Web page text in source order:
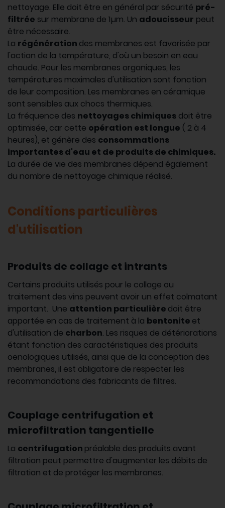
nettoyage. Elle doit être en général par sécurité pré-
filtrée sur membrane de 1µm. Un adoucisseur peut
être nécessaire.
La régénération des membranes est favorisée par
l'action de la température, d'où un besoin en eau
chaude. Pour les membranes organiques, les
températures maximales d'utilisation sont fonction
de leur composition. Les membranes en céramique
sont sensibles aux chocs thermiques.
La fréquence des nettoyages chimiques doit être
optimisée, car cette opération est longue ( 2 à 4
heures), et génère des consommations
importantes d'eau et de produits de chimiques.
La durée de vie des membranes dépend également
du nombre de nettoyage chimique réalisé.
Conditions particulières
d'utilisation
Produits de collage et intrants
Certains produits utilisés pour le collage ou
traitement des vins peuvent avoir un effet colmatant
important. Une attention particulière doit être
apportée en cas de traitement à la bentonite et
d'utilisation de charbon. Les risques de détériorations
étant fonction des caractéristiques des produits
oenologiques utilisés, ainsi que de la conception des
membranes, il est obligatoire de respecter les
recommandations des fabricants de filtres.
Couplage centrifugation et
microfiltration tangentielle
La centrifugation préalable des produits avant
filtration peut permettre d'augmenter les débits de
filtration et de protéger les membranes.